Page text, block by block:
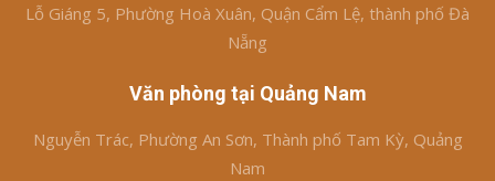
Lỗ Giáng 5, Phường Hoà Xuân, Quận Cẩm Lệ, thành phố Đà
Nẵng
Văn phòng tại Quảng Nam
Nguyễn Trác, Phường An Sơn, Thành phố Tam Kỳ, Quảng
Nam